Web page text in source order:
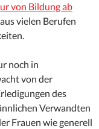
von Bildung ab
vielen Berufen
noch in
von der
des
Verwandten
Frauen wie generell